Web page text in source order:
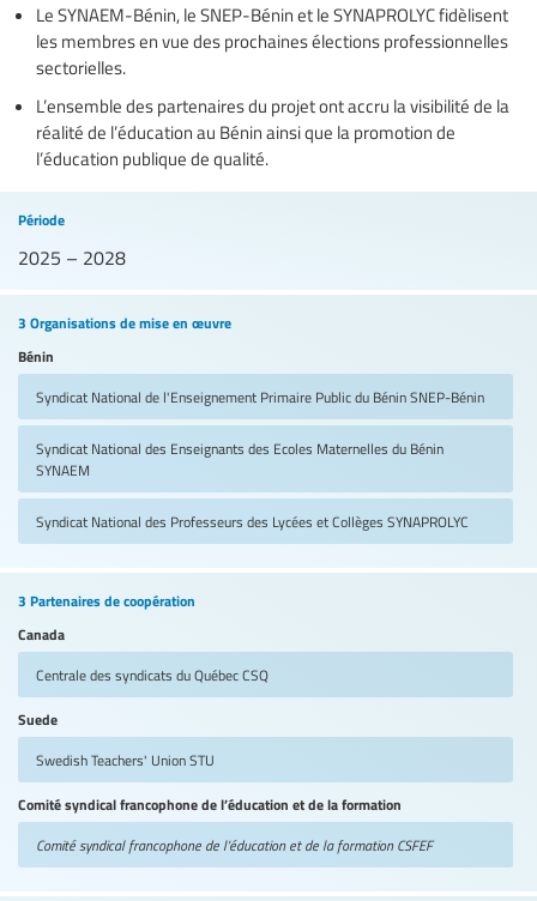
Le SYNAEM-Bénin, le SNEP-Bénin et le SYNAPROLYC fidèlisent
les membres en vue des prochaines élections professionnelles
sectorielles.
L’ensemble des partenaires du projet ont accru la visibilité de la
réalité de l’éducation au Bénin ainsi que la promotion de
l’éducation publique de qualité.
Période
2025 – 2028
3 Organisations de mise en œuvre
Bénin
Syndicat National de l'Enseignement Primaire Public du BéninSNEP-Bénin
Syndicat National des Enseignants des Ecoles Maternelles du Bénin
SYNAEM
Syndicat National des Professeurs des Lycées et Collèges SYNAPROLYC
3 Partenaires de coopération
Canada
Centrale des syndicats du QuébecCSQ
Suede
Swedish Teachers' UnionSTU
Comité syndical francophone de l’éducation et de la formation
Comité syndical francophone de l’éducation et de la formationCSFEF